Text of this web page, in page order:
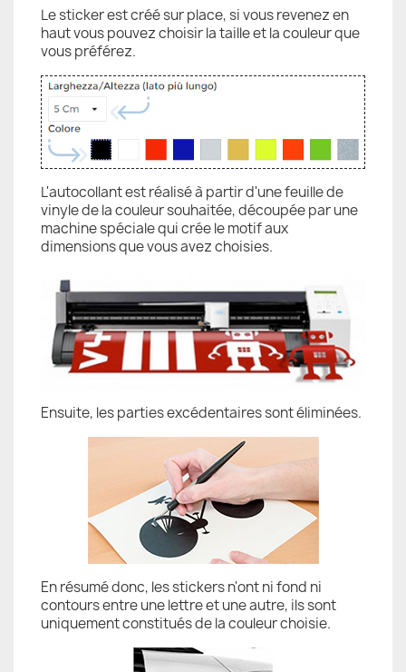
Le sticker est créé sur place, si vous revenez en
haut vous pouvez choisir la taille et la couleur que
vous préférez.
L'autocollant est réalisé à partir d'une feuille de
vinyle de la couleur souhaitée, découpée par une
machine spéciale qui crée le motif aux
dimensions que vous avez choisies.
Ensuite, les parties excédentaires sont éliminées.
En résumé donc, les stickers n'ont ni fond ni
contours entre une lettre et une autre, ils sont
uniquement constitués de la couleur choisie.